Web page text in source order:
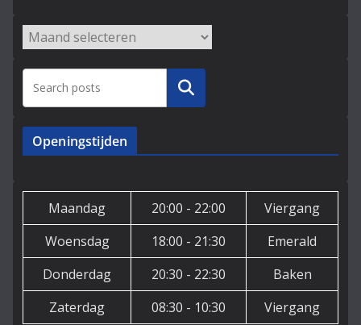
Archieven
Zoeken
Openingstijden
Maandag 20:00 - 22:00
Viergang
Woensdag
18:00 - 21:30
Emerald
Donderdag
20:30 - 22:30
Baken
Zaterdag
08:30 - 10:30 Viergang